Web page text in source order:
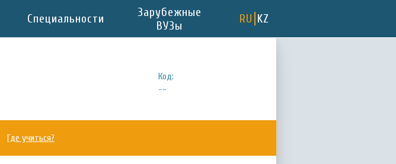
Специальности
Зарубежные
ВУЗы
RU KZ
Код:
--
Где учиться?